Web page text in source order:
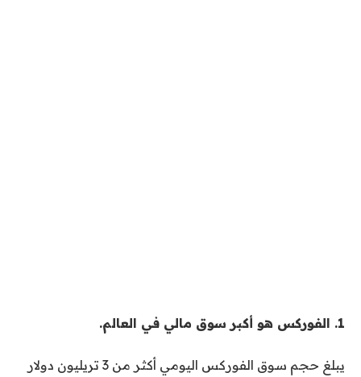
1. الفوركس هو أكبر سوق مالي في العالم.
يبلغ حجم سوق الفوركس اليومي أكثر من 3 تريليون دولار